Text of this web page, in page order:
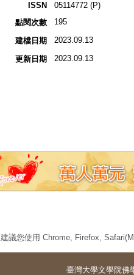
ISSN
05114772 (P)
點閱次數
195
建檔日期 2023.09.13
更新日期 2023.09.13
建議您使用 Chrome, Firefox,
臺灣大學文學院佛